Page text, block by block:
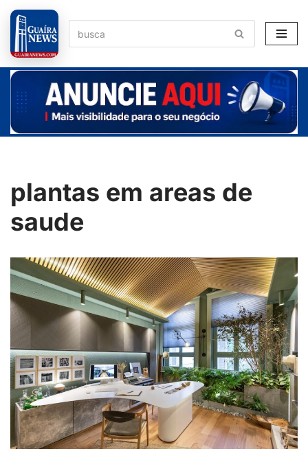
Pular
para
o
conteúdo
plantas em areas de
saude